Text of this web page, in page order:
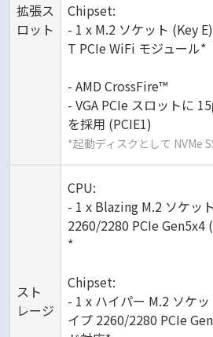
拡張ス
ロット
Chipset:
- 1 x M.2 ソケット (Key
T PCIe WiFi モジュール*
- AMD CrossFire™
- VGA PCIe スロットに
を採用 (PCIE1)
*起動ディスクとして NVMe
スト
レージ
CPU:
- 1 x Blazing M.2 ソケッ
2260/2280 PCIe Gen5x4
*
Chipset:
- 1 x ハイパー M.2 ソケ
イプ 2260/2280 PCIe